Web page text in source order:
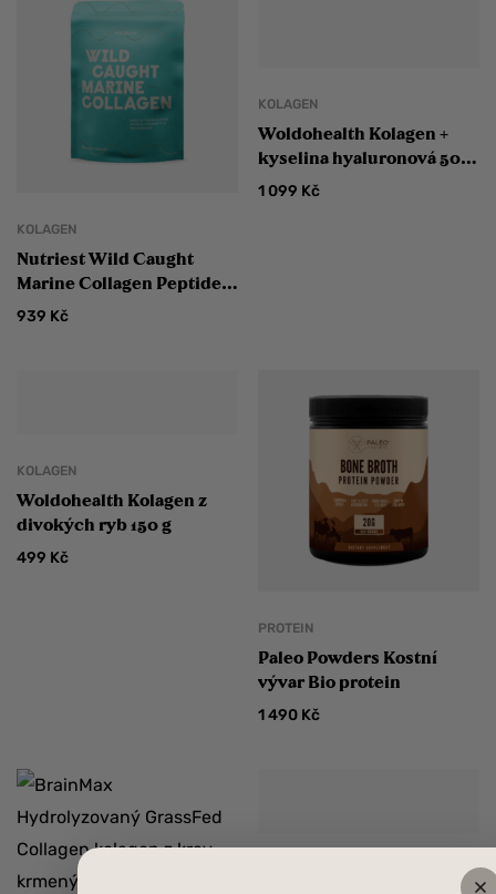
KOLAGEN
Nutriest Wild Caught
Marine Collagen Peptides
Mořský kolagen z volně
939 Kč
KOLAGEN
Woldohealth Kolagen +
kyselina hyaluronová 500
g
1 099 Kč
KOLAGEN
Woldohealth Kolagen z
divokých ryb 150 g
499 Kč
PROTEIN
Paleo Powders Kostní
vývar Bio protein
1 490 Kč